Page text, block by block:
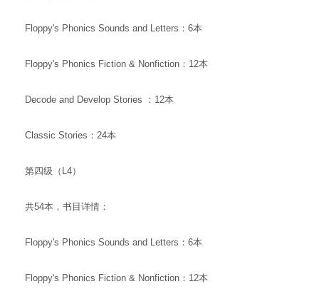
Floppy's Phonics Sounds and Letters：6本
Floppy's Phonics Fiction & Nonfiction：12本
Decode and Develop Stories ：12本
Classic Stories：24本
第四级（L4）
共54本，书目详情：
Floppy's Phonics Sounds and Letters：6本
Floppy's Phonics Fiction & Nonfiction：12本